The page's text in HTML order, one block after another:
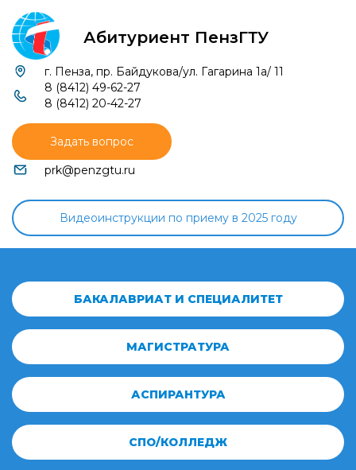
Абитуриент ПензГТУ
г. Пенза, пр. Байдукова/ул. Гагарина 1а/ 11
8 (8412) 49-62-27
8 (8412) 20-42-27
Задать вопрос
prk@penzgtu.ru
Видеоинструкции по приему в 2025 году
БАКАЛАВРИАТ И СПЕЦИАЛИТЕТ
МАГИСТРАТУРА
АСПИРАНТУРА
СПО/КОЛЛЕДЖ